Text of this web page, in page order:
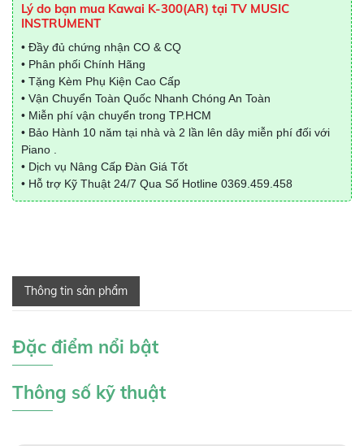
Lý do bạn mua Kawai K-300(AR) tại TV MUSIC
INSTRUMENT
• Đầy đủ chứng nhận CO & CQ
• Phân phối Chính Hãng
• Tặng Kèm Phụ Kiện Cao Cấp
• Vận Chuyển Toàn Quốc Nhanh Chóng An Toàn
• Miễn phí vận chuyển trong TP.HCM
• Bảo Hành 10 năm tại nhà và 2 lần lên dây miễn phí đối với
Piano .
• Dịch vụ Nâng Cấp Đàn Giá Tốt
• Hỗ trợ Kỹ Thuật 24/7 Qua Số Hotline 0369.459.458
Thông tin sản phẩm
Đặc điểm nổi bật
Thông số kỹ thuật